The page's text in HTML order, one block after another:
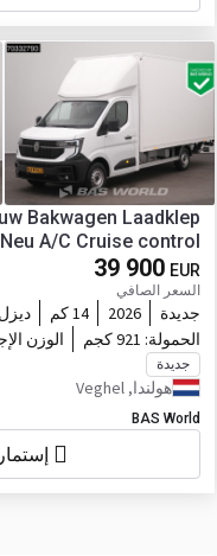
Bakwagen Laadklep
A/C Cruise control
39 900 EUR
السعر الصافي
جديدة 2026 14 كم ديزل
الحمولة: 921 كجم الوزن
جديدة
هولندا, Veghel
BAS World